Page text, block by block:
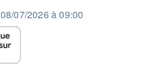
08/07/2026 à 09:00